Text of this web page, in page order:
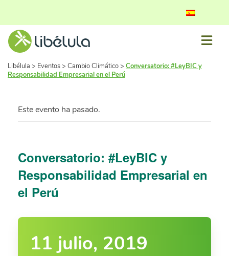
Libélula > Eventos> Cambio Climático> Conversatorio: #LeyBIC y
Responsabilidad Empresarial en el Perú
Este evento ha pasado.
Conversatorio: #LeyBIC y
Responsabilidad Empresarial en
el Perú
11 julio, 2019